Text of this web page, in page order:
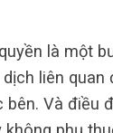
là một
liên quan
bên. Và điều